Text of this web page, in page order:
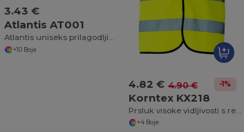
3.43 €
Atlantis AT001
Atlantis uniseks prilagodljiva pamučna kapa
+10 Boje
4.82 € 4.90 € -1%
Korntex KX218
Prsluk visoke vidljivosti s reflektirajućim trakama i čičak trakom
+4 Boje